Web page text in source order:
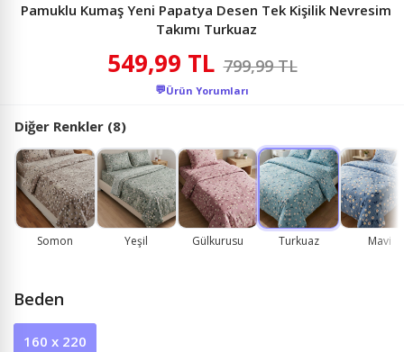
Pamuklu Kumaş Yeni Papatya Desen Tek Kişilik Nevresim
Takımı Turkuaz
549,99 TL 799,99 TL
💬Ürün Yorumları
Diğer Renkler (8)
Somon Yeşil Gülkurusu Turkuaz Mavi
Beden
160 x 220